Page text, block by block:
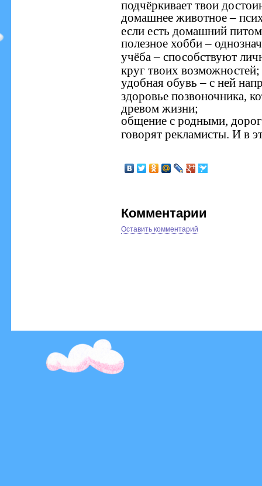
подчёркивает твои
домашнее животное –
если есть домашний
полезное хобби –
учёба – способствуют
круг твоих возможностей;
удобная обувь – с ней
здоровье позвоночника,
древом жизни;
общение с родными,
говорят рекламисты. И в
Комментарии
Оставить комментарий